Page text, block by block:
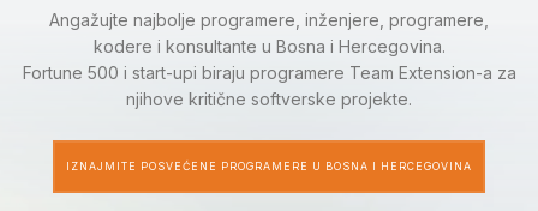
Angažujte najbolje programere, inženjere, programere,
kodere i konsultante u Bosna i Hercegovina.
Fortune 500 i start-upi biraju programere Team Extension-a za
njihove kritične softverske projekte.
IZNAJMITE POSVEĆENE PROGRAMERE U BOSNA I HERCEGOVINA